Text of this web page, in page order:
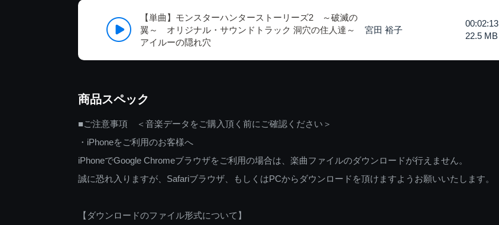
【単曲】モンスターハンターストーリーズ2 ～破滅の
翼～ オリジナル・サウンドトラック 洞穴の住人達～
アイルーの隠れ穴
宮田 裕子
00:02:13
22.5 MB
商品スペック
■ご注意事項 ＜音楽データをご購入頂く前にご確認ください＞
・iPhoneをご利用のお客様へ
iPhoneでGoogle Chromeブラウザをご利用の場合は、楽曲ファイルのダウンロードが行えません。
誠に恐れ入りますが、Safariブラウザ、もしくはPCからダウンロードを頂けますようお願いいたします。
【ダウンロードのファイル形式について】